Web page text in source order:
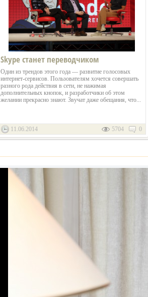
Skype станет переводчиком
Один из трендов этого года — развитие голосовых
интернет-сервисов. Пользователям хочется совершать
разного рода действия в сети, не нажимая
дополнительных кнопок, и разработчики об этом
желании прекрасно знают. Звучат даже обещания, что...
11.06.2014 0
5704